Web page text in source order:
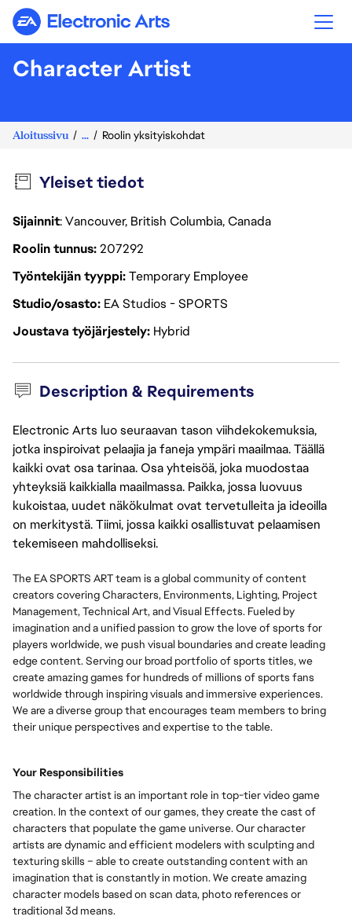
Electronic Arts
Character Artist
Aloitussivu ... Roolin yksityiskohdat
Yleiset tiedot
Sijainnit: Vancouver, British Columbia, Canada
Roolin tunnus207292
Työntekijän tyyppiTemporary Employee
Studio/osasto EA Studios - SPORTS
Joustava työjärjestely Hybrid
Description & Requirements
Electronic Arts luo seuraavan tason viihdekokemuksia,
jotka inspiroivat pelaajia ja faneja ympäri maailmaa. Täällä
kaikki ovat osa tarinaa. Osa yhteisöä, joka muodostaa
yhteyksiä kaikkialla maailmassa. Paikka, jossa luovuus
kukoistaa, uudet näkökulmat ovat tervetulleita ja ideoilla
on merkitystä. Tiimi, jossa kaikki osallistuvat pelaamisen
tekemiseen mahdolliseksi.
The EA SPORTS ART team is a global community of content
creators covering Characters, Environments, Lighting, Project
Management, Technical Art, and Visual Effects. Fueled by
imagination and a unified passion to grow the love of sports for
players worldwide, we push visual boundaries and create leading
edge content. Serving our broad portfolio of sports titles, we
create amazing games for hundreds of millions of sports fans
worldwide through inspiring visuals and immersive experiences.
We are a diverse group that encourages team members to bring
their unique perspectives and expertise to the table.
Your Responsibilities
The character artist is an important role in top-tier video game
creation. In the context of our games, they create the cast of
characters that populate the game universe. Our character
artists are dynamic and efficient modelers with sculpting and
texturing skills – able to create outstanding content with an
imagination that is constantly in motion. We create amazing
character models based on scan data, photo references or
traditional 3d means.